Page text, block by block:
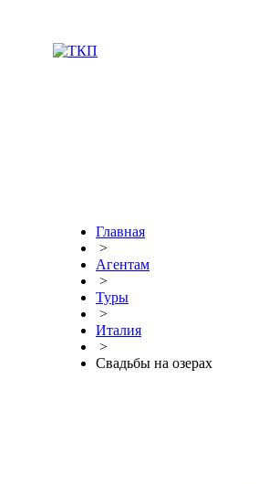
Главная
>
Агентам
>
Туры
>
Италия
>
Свадьбы на озерах